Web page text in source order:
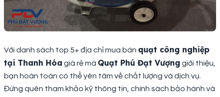
Với danh sách top 5+ địa chỉ mua bán quạt công nghiệp
tại Thanh Hóa giá rẻ mà Quạt Phú Đạt Vượng giới thiệu,
bạn hoàn toàn có thể yên tâm về chất lượng và dịch vụ.
Đừng quên tham khảo kỹ thông tin, chính sách bảo hành và